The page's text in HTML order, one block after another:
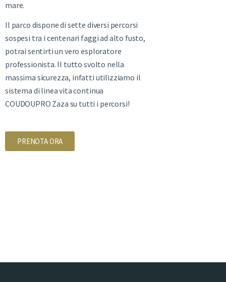
mare.
Il parco dispone di sette diversi percorsi
sospesi tra i centenari faggi ad alto fusto,
potrai sentirti un vero esploratore
professionista. Il tutto svolto nella
massima sicurezza, infatti utilizziamo il
sistema di linea vita continua
COUDOUPRO Zaza su tutti i percorsi!
PRENOTA ORA